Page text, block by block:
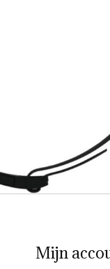
Mijn